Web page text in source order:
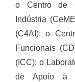
o Centro de
Indústria
(C4AI); o
Funcionais
(ICC); o
de Apoio à